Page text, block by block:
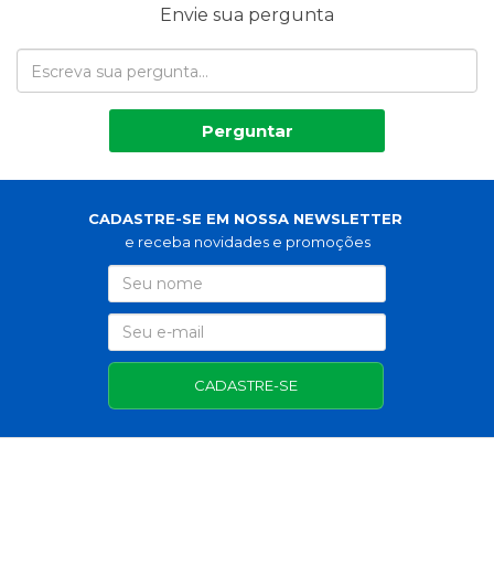
Envie sua pergunta
Perguntar
CADASTRE-SE EM NOSSA NEWSLETTER
e receba novidades e promoções
CADASTRE-SE